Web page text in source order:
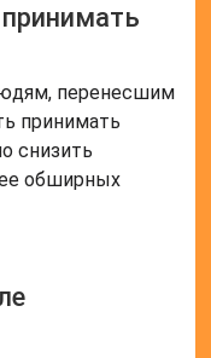
перенесшим
принимать
снизить
обширных